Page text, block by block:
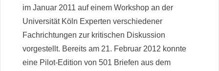
im Januar 2011 auf einem Workshop an der
Universität Köln Experten verschiedener
Fachrichtungen zur kritischen Diskussion
vorgestellt. Bereits am 21. Februar 2012 konnte
eine Pilot-Edition von 501 Briefen aus dem